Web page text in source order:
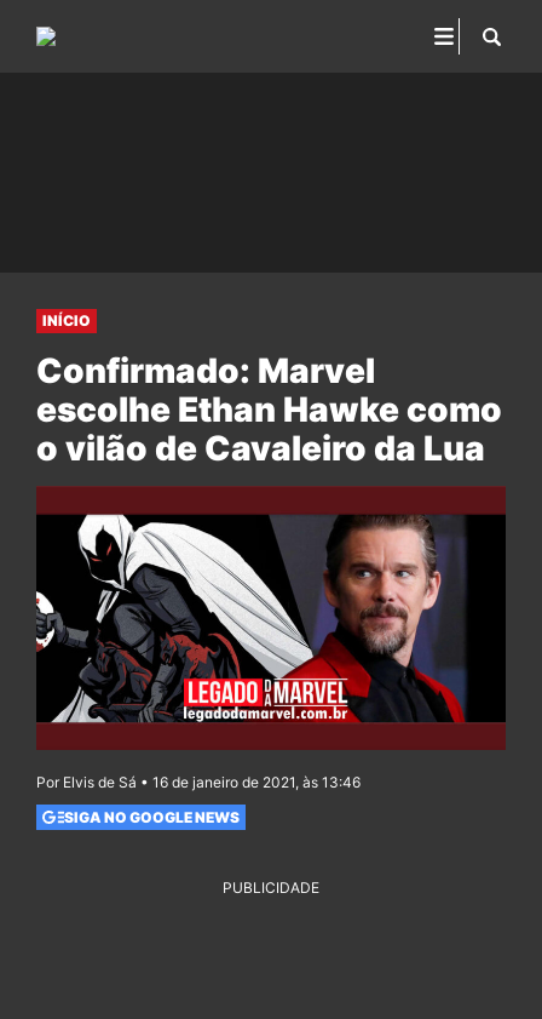
INÍCIO
Confirmado: Marvel
escolhe Ethan Hawke como
o vilão de Cavaleiro da Lua
Por Elvis de Sá • 16 de janeiro de 2021, às 13:46
SIGA NO GOOGLE NEWS
PUBLICIDADE